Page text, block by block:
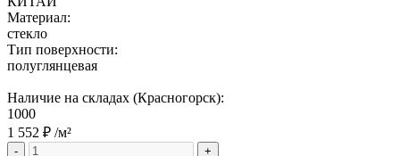
Материал:
стекло
Тип поверхности:
полуглянцевая
Наличие на складах (Красногорск):
1000
1 552 ₽ /м²
- +